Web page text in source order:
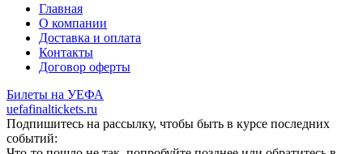
Главная
О компании
Доставка и оплата
Контакты
Договор оферты
Билеты на УЕФА
uefafinaltickets.ru
Подпишитесь на рассылку, чтобы быть в курсе последних
событий: